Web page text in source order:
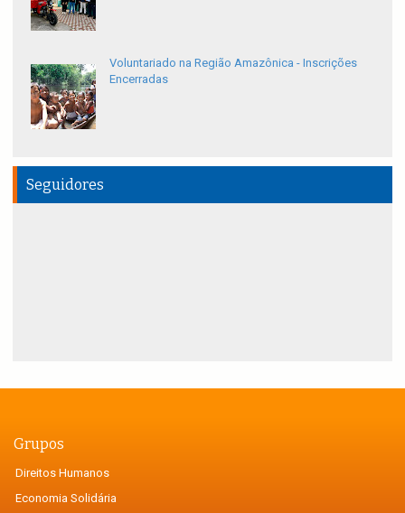
Voluntariado na Região Amazônica - Inscrições
Encerradas
Seguidores
Grupos
Direitos Humanos
Economia Solidária